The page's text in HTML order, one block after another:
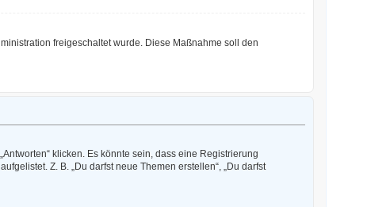
freigeschaltet wurde. Diese Maßnahme soll den
klicken. Es könnte sein, dass eine Registrierung
Z. B. „Du darfst neue Themen erstellen“, „Du darfst